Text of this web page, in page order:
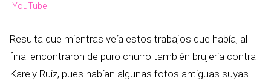
YouTube
Resulta que mientras veía estos trabajos que había, al
final encontraron de puro churro también brujería contra
Karely Ruiz, pues habían algunas fotos antiguas suyas